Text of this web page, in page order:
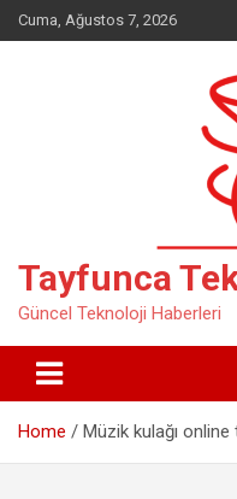
Skip
to
Cuma, Ağustos 7, 2026
Tayfunca
Güncel Teknoloji Haberleri
Home Müzik kulağı